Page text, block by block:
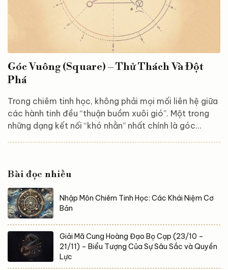
Góc Vuông (Square) – Thử Thách Và Đột
Phá
Trong chiêm tinh học, không phải mọi mối liên hệ giữa
các hành tinh đều “thuận buồm xuôi gió”. Một trong
những dạng kết nối “khó nhằn” nhất chính là góc
phá, phát triển và thay đổi sâu sắc, nếu bạn dám đối
diện với nó. Góc vuông là gì? Góc vuông (Square)
hình thành khi hai hành tinh cách nhau 90 độ trên
vòng tròn hoàng đạo,...
Bài đọc nhiều
Nhập Môn Chiêm Tinh Học: Các Khái Niệm Cơ
Bản
Giải Mã Cung Hoàng Đạo Bọ Cạp (23/10 –
21/11) – Biểu Tượng Của Sự Sâu Sắc và Quyền
Lực